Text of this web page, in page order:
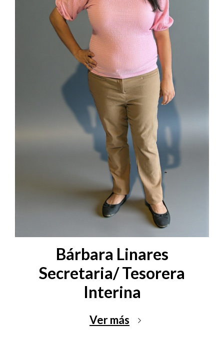
Bárbara Linares
Secretaria/ Tesorera
Interina
Ver más